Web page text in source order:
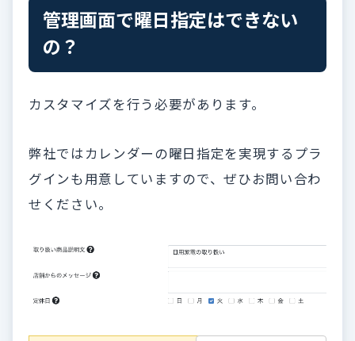
管理画面で曜日指定はできない
の？
カスタマイズを行う必要があります。
弊社ではカレンダーの曜日指定を実現するプラ
グインも用意していますので、ぜひお問い合わ
せください。